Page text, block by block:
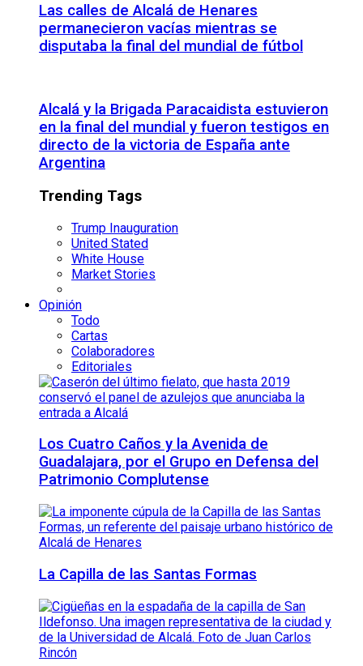
Las calles de Alcalá de Henares
permanecieron vacías mientras se
disputaba la final del mundial de fútbol
Alcalá y la Brigada Paracaidista estuvieron
en la final del mundial y fueron testigos en
directo de la victoria de España ante
Argentina
Trending Tags
Trump Inauguration
United Stated
White House
Market Stories
Opinión
Todo
Cartas
Colaboradores
Editoriales
Los Cuatro Caños y la Avenida de
Guadalajara, por el Grupo en Defensa del
Patrimonio Complutense
La Capilla de las Santas Formas